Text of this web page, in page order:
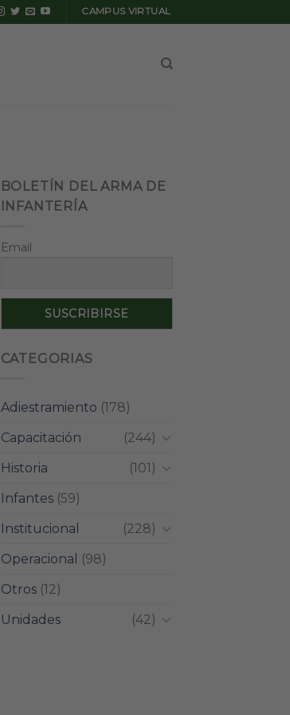
CAMPUS VIRTUAL
BOLETÍN DEL ARMA DE
INFANTERÍA
Email
CATEGORIAS
Adiestramiento (178)
Capacitación
(244)
Historia
(101)
Infantes(59)
Institucional
(228)
Operacional
(98)
Otros(12)
Unidades
(42)